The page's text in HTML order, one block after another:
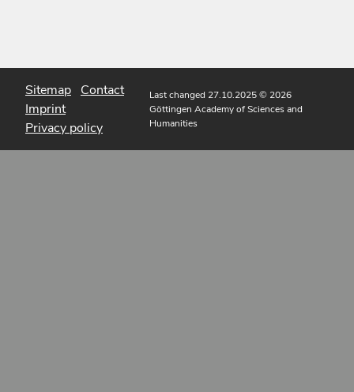
Sitemap Contact
Imprint
Privacy policy
Last changed 27.10.2025© 2026
Göttingen Academy of Sciences and
Humanities